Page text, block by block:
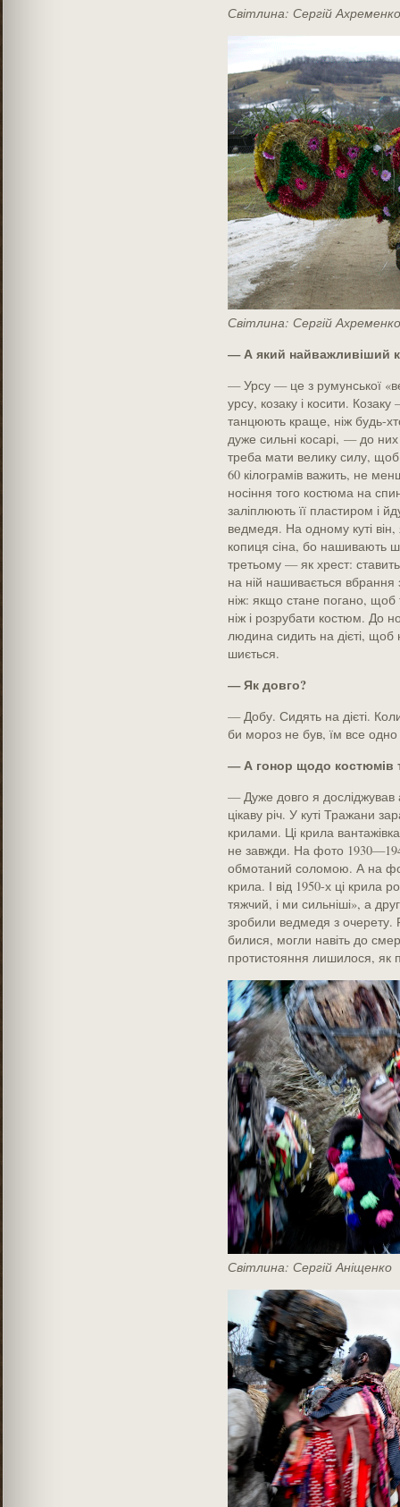
Світлина: Сергій Ахременко
Світлина: Сергій Ахременко
— А який найважливіший
— Урсу — це з румунської
урсу, козаку і косити.
танцюють краще, ніж будь-
дуже сильні косарі, — до
треба мати велику силу,
60 кілограмів важить, не
носіння того костюма на
заліплюють її пластиром і
ведмедя. На одному куті
копиця сіна, бо нашивають
третьому — як хрест:
на ній нашивається
ніж: якщо стане погано, щоб
ніж і розрубати костюм. До
людина сидить на дієті,
шиється.
— Як довго?
— Добу. Сидять на дієті.
би мороз не був, їм все
— А гонор щодо костюмів
— Дуже довго я досліджував
цікаву річ. У куті Тражани
крилами. Ці крила
не завжди. На фото
обмотаний соломою. А на
крила. І від 1950-х ці крила
тяжчий, і ми сильніші», а
зробили ведмедя з очерету.
билися, могли навіть до
протистояння лишилося, як
Світлина: Сергій Аніщенко